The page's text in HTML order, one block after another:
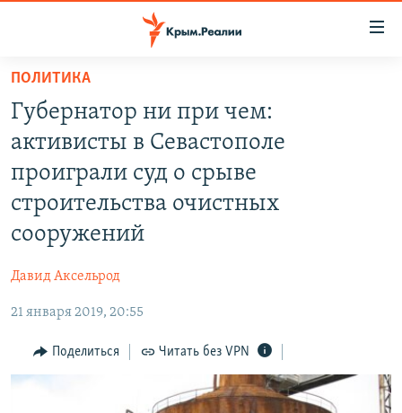
Вернуться
основному
содержанию
главной
навигации
Вернутся
НОВОСТИ
СПЕЦПРОЕКТЫ
11 ЛЕТ ОККУПАЦИИ КРЫМА. 11 ИСТОРИЙ СОПРОТИВЛЕНИЯ
ЕЩЕ
ТЕЛЕПРОЕКТ КРЫМ.РЕАЛИИ
СОВЕТЫ ПРАВОЗАЩИТНИКОВ
КАК ОБОЙТИ БЛОКИРОВКУ
ПОЛИТИКА
Губернатор ни при чем:
активисты в Севастополе
проиграли суд о срыве
строительства очистных
сооружений
Давид Аксельрод
21 января 2019, 20:55
Поделиться Читать без VPN